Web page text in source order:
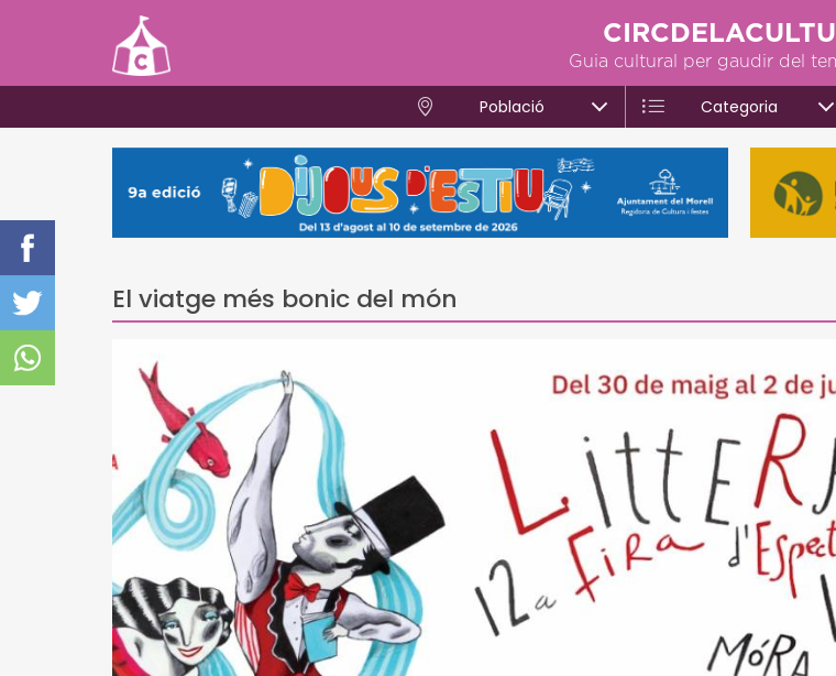
Guia cultural per gaudir del
Població Categoria
El viatge més bonic del món